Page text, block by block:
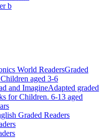
b
World ReadersGraded
aged 3-6
and ImagineAdapted graded
for Children. 6-13 aged
Graded Readers